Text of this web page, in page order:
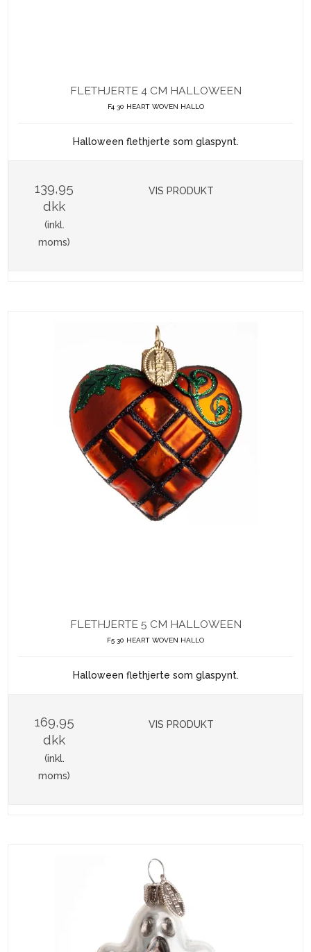
FLETHJERTE 4 CM HALLOWEEN
F4 30 HEART WOVEN HALLO
Halloween flethjerte som glaspynt.
139,95
dkk
(inkl.
moms)
VIS PRODUKT
FLETHJERTE 5 CM HALLOWEEN
F5 30 HEART WOVEN HALLO
Halloween flethjerte som glaspynt.
169,95
dkk
(inkl.
moms)
VIS PRODUKT